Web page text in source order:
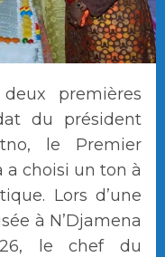
premières
du président
le Premier
a choisi un ton à
Lors d’une
à N’Djamena
le chef du